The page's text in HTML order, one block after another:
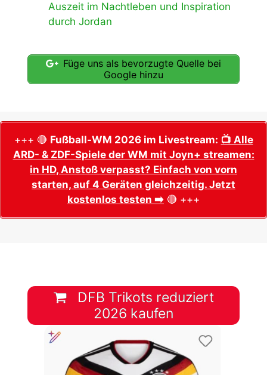
Auszeit im Nachtleben und Inspiration
durch Jordan
Füge uns als bevorzugte Quelle bei
Google hinzu
+++ 🔴 Fußball-WM 2026 im Livestream: 📺 Alle
ARD- & ZDF-Spiele der WM mit Joyn+ streamen:
in HD, Anstoß verpasst? Einfach von vorn
starten, auf 4 Geräten gleichzeitig. Jetzt
kostenlos testen ➡️ 🔴 +++
DFB Trikots reduziert
2026 kaufen